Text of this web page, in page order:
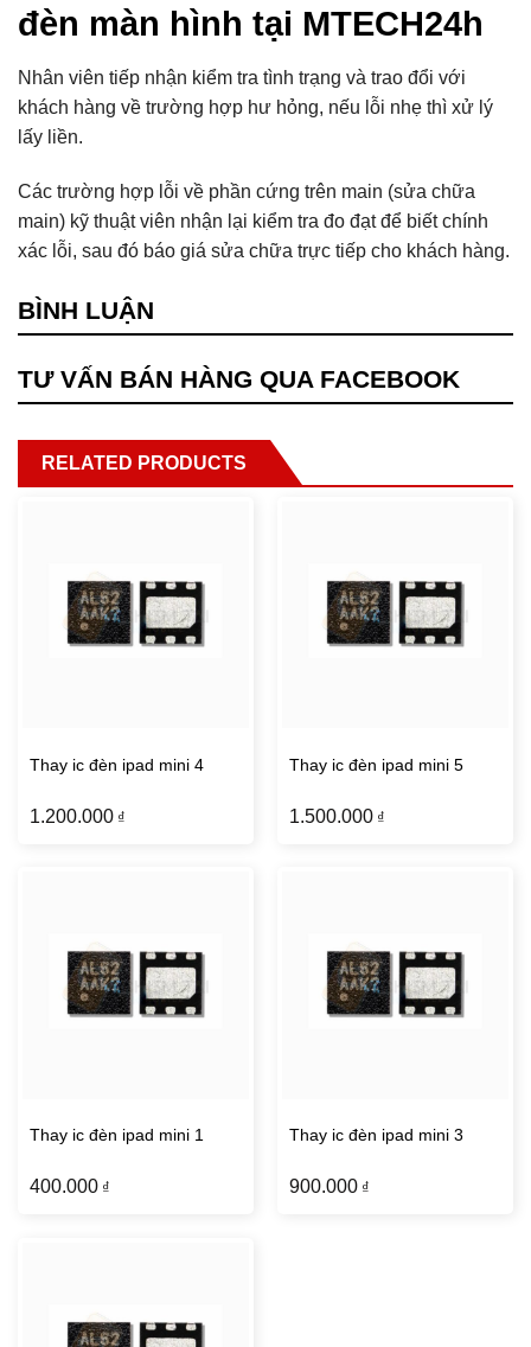
đèn màn hình tại MTECH24h
Nhân viên tiếp nhận kiểm tra tình trạng và trao đổi với
khách hàng về trường hợp hư hỏng, nếu lỗi nhẹ thì xử lý
lấy liền.
Các trường hợp lỗi về phần cứng trên main (sửa chữa
main) kỹ thuật viên nhận lại kiểm tra đo đạt để biết chính
xác lỗi, sau đó báo giá sửa chữa trực tiếp cho khách hàng.
BÌNH LUẬN
TƯ VẤN BÁN HÀNG QUA FACEBOOK
RELATED PRODUCTS
Thay ic đèn ipad mini 4
1.200.000 ₫
Thay ic đèn ipad mini 5
1.500.000 ₫
Thay ic đèn ipad mini 1
400.000 ₫
Thay ic đèn ipad mini 3
900.000 ₫